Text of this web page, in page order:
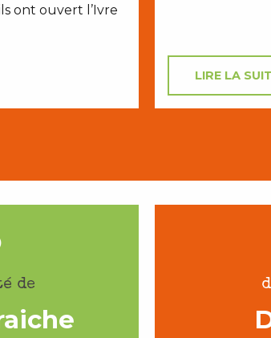
ont ouvert l’Ivre
LIRE LA
de